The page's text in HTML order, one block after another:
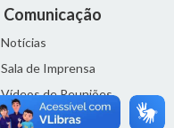
Comunicação
Notícias
Sala de Imprensa
Vídeos de Reuniões
Solenidades